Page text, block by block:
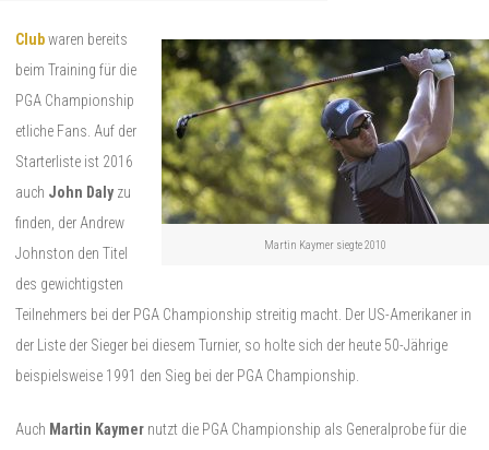
Martin Kaymer siegte 2010
Clubwaren bereits
beim Training für die
PGA Championship
etliche Fans. Auf der
Starterliste ist 2016
auch John Daly zu
finden, der Andrew
Johnston den Titel
des gewichtigsten
Teilnehmers bei der PGA Championship streitig macht. Der US-Amerikaner in
der Liste der Sieger bei diesem Turnier, so holte sich der heute 50-Jährige
beispielsweise 1991 den Sieg bei der PGA Championship.
Auch Martin Kaymer nutzt die PGA Championship als Generalprobe für die